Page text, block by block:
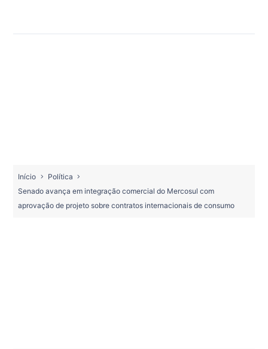
Início
Política
Senado avança em integração comercial do Mercosul com
aprovação de projeto sobre contratos internacionais de consumo